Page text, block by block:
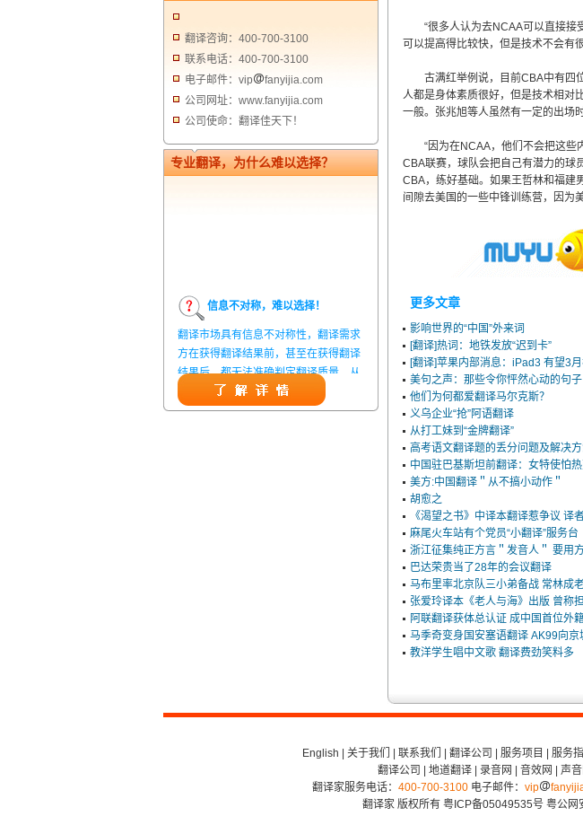
翻译咨询：400-700-3100
联系电话：400-700-3100
电子邮件：vip
fanyijia.com
公司网址：www.fanyijia.com
公司使命：翻译佳天下！
专业翻译，为什么难以选择？
信息不对称，难以选择！
翻译市场具有信息不对称性，翻译需求
方在获得翻译结果前，甚至在获得翻译
结果后，都无法准确判定翻译质量。从
而给劣质翻译者提供了一定生存条件，
造成翻译市场鱼龙混杂，难以选择。
“很多人认为去NCAA可以直接接受
可以提高得比较快，但是技术不会有
古满红举例说，目前CBA中有四位
人都是身体素质很好，但是技术相对
一般。张兆旭等人虽然有一定的出场
“因为在NCAA，他们不会把这些
CBA联赛，球队会把自己有潜力的球
CBA，练好基础。如果王哲林和福建
间隙去美国的一些中锋训练营，因为
更多文章
影响世界的“中国”外来词
[翻译]热词：地铁发放“迟到卡”
[翻译]苹果内部消息：iPad3 有望3
美句之声：那些令你怦然心动的句子
他们为何都爱翻译马尔克斯？
义乌企业“抢”阿语翻译
从打工妹到“金牌翻译”
高考语文翻译题的丢分问题及解决
中国驻巴基斯坦前翻译：女特使怕
美方:中国翻译＂从不搞小动作＂
胡愈之
《渴望之书》中译本翻译惹争议 译
麻尾火车站有个党员“小翻译”服务台
浙江征集纯正方言＂发音人＂ 要用
巴达荣贵当了28年的会议翻译
马布里率北京队三小弟备战 常林成
张爱玲译本《老人与海》出版 曾称
阿联翻译获体总认证 成中国首位外
马季奇变身国安塞语翻译 AK99向京
教洋学生唱中文歌 翻译费劲笑料多
English 关于我们 联系我们 翻译公司 服务项目 服务
翻译公司
地道翻译| 录音网 音效网 声
翻译家服务电话： 400-700-3100电子邮件： vip
翻译家 版权所有 粤ICP备05049535号 粤公网